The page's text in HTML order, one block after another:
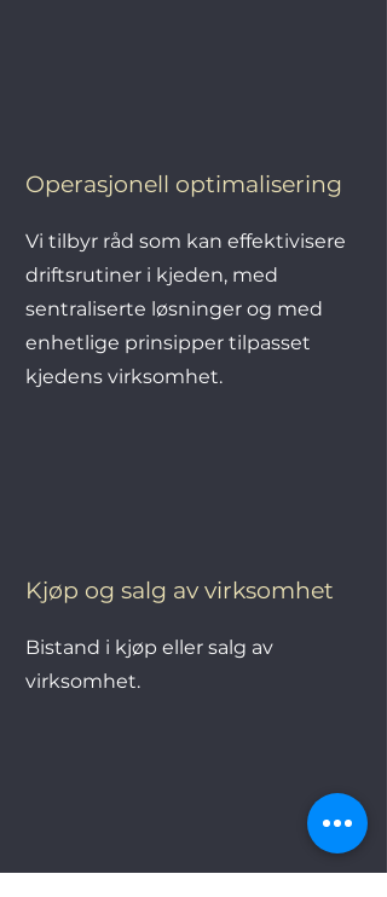
Operasjonell optimalisering
Vi tilbyr råd som kan effektivisere
driftsrutiner i kjeden, med
sentraliserte løsninger og med
enhetlige prinsipper tilpasset
kjedens virksomhet.
Kjøp og salg av virksomhet
Bistand i kjøp eller salg av
virksomhet.